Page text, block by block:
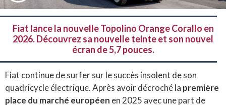
Fiat lance la nouvelle Topolino Orange Corallo en
2026. Découvrez sa nouvelle teinte et son nouvel
écran de 5,7 pouces.
Fiat continue de surfer sur le succès insolent de son
quadricycle électrique. Après avoir décroché la première
place du marché européen en 2025 avec une part de